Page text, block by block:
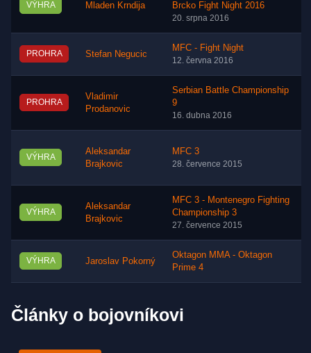
VÝHRA Mladen Krndija
Brcko Fight Night 2016
20. srpna 2016
PROHRA Stefan Negucic
MFC - Fight Night
12. června 2016
PROHRA
Vladimir
Prodanovic
Serbian Battle Championship
9
16. dubna 2016
VÝHRA
Aleksandar
Brajkovic
MFC 3
28. července 2015
VÝHRA
Aleksandar
Brajkovic
MFC 3 - Montenegro Fighting
Championship 3
27. července 2015
VÝHRA Jaroslav Pokorný
Oktagon MMA - Oktagon
Prime 4
Články o bojovníkovi